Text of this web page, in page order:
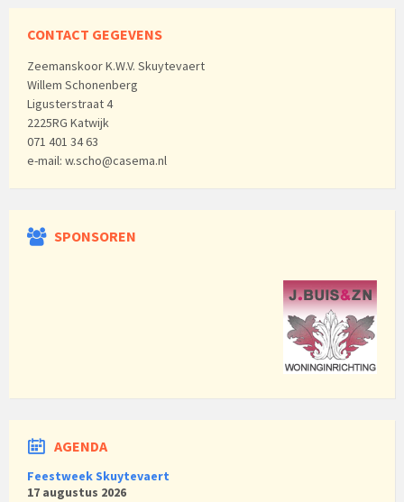
CONTACT GEGEVENS
Zeemanskoor K.W.V. Skuytevaert
Willem Schonenberg
Ligusterstraat 4
2225RG Katwijk
071 401 34 63
e-mail: w.scho@casema.nl
SPONSOREN
AGENDA
Feestweek Skuytevaert
17 augustus 2026